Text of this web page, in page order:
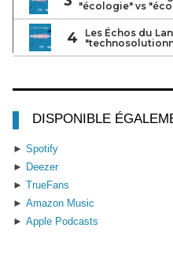
DISPONIBLE
Spotify
Deezer
TrueFans
Amazon Music
Apple Podcasts